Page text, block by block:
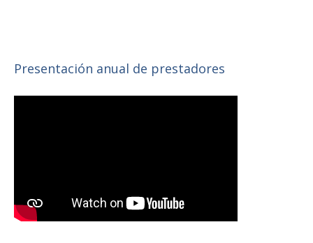
Presentación anual de prestadores